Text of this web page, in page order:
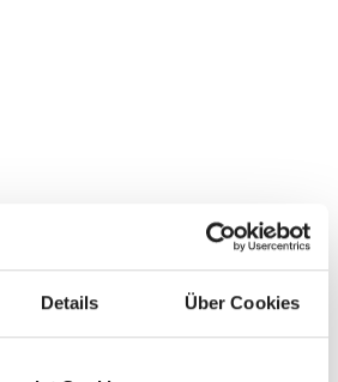
Details Über Cookies